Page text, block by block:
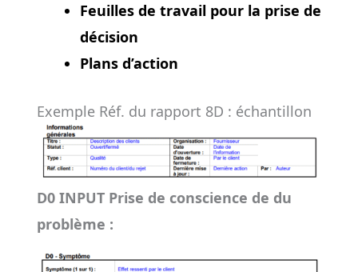
Feuilles de travail pour la prise de
décision
Plans d’action
Exemple Réf. du rapport 8D : échantillon
D0 INPUT Prise de conscience de du
problème :